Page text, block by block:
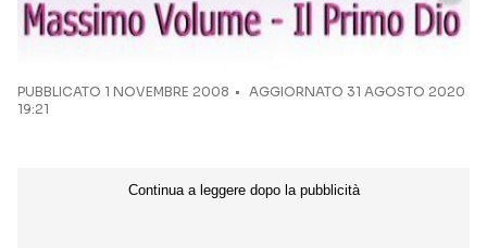
PUBBLICATO 1 NOVEMBRE 2008
AGGIORNATO 31 AGOSTO 2020
19:21